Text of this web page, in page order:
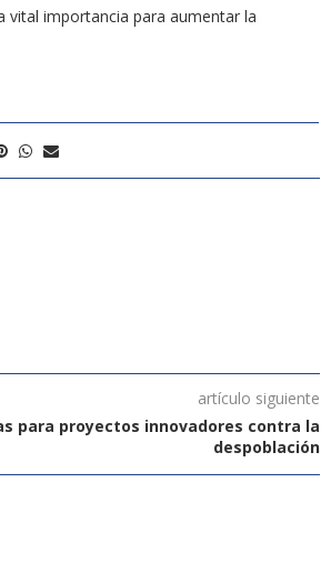
vital importancia para aumentar la
artículo siguiente
para proyectos innovadores contra la
despoblación